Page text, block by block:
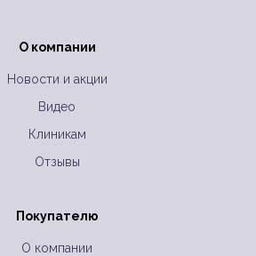
О компании
Новости и акции
Видео
Клиникам
Отзывы
Покупателю
О компании